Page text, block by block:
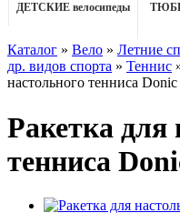
ДЕТСКИЕ велосипеды
Каталог » Вело » Летние
др. видов спорта » Теннис
настольного тенниса
Ракетка для
тенниса